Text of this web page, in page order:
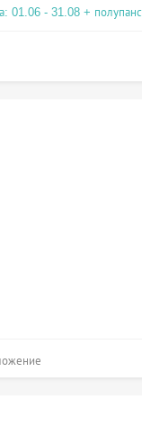
01.06 - 31.08 +